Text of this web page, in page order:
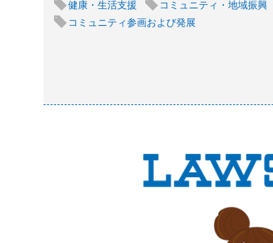
健康・生活支援 コミュニティ・地域振興
コミュニティ参画および発展